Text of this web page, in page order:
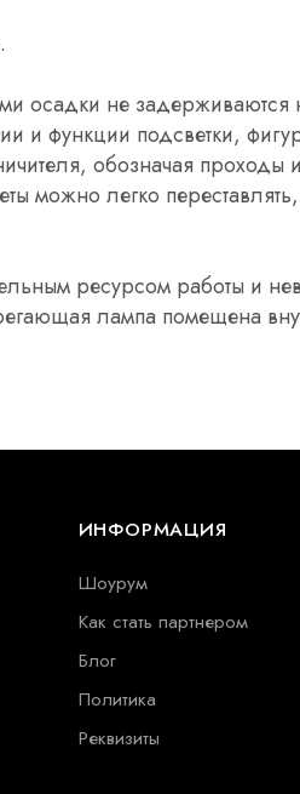
осадки не
функции подсветки,
обозначая
можно легко
ресурсом работы и
лампа помещена
ИНФОРМАЦИЯ
Шоурум
Как стать партнером
Блог
Политика
Реквизиты